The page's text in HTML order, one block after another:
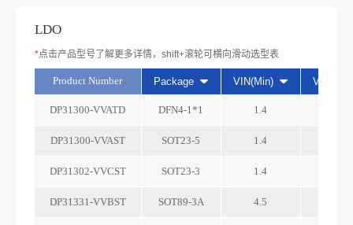
LDO
*点击产品型号了解更多详情，shift+滚轮可横向滑动选型表
Product Number Package VIN(Min)
DP31300-VVATD DFN4-1*1 1.4
DP31300-VVAST SOT23-5 1.4
DP31302-VVCST SOT23-3 1.4
DP31331-VVBST SOT89-3A 4.5